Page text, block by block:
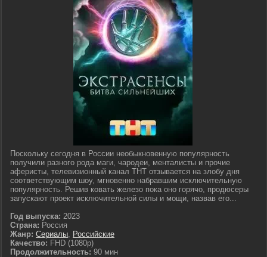
Поскольку сегодня в России необыкновенную популярность
получили разного рода маги, чародеи, менталисты и прочие
аферисты, телевизионный канал ТНТ отзывается на злобу дня
соответствующим шоу, мгновенно набравшим исключительную
популярность. Решив ковать железо пока оно горячо, продюсеры
запускают проект исключительной силы и мощи, назвав его...
Год выпуска: 2023
Страна: Россия
Жанр: Сериалы, Российские
Качество: FHD (1080p)
Продолжительность: 90 мин